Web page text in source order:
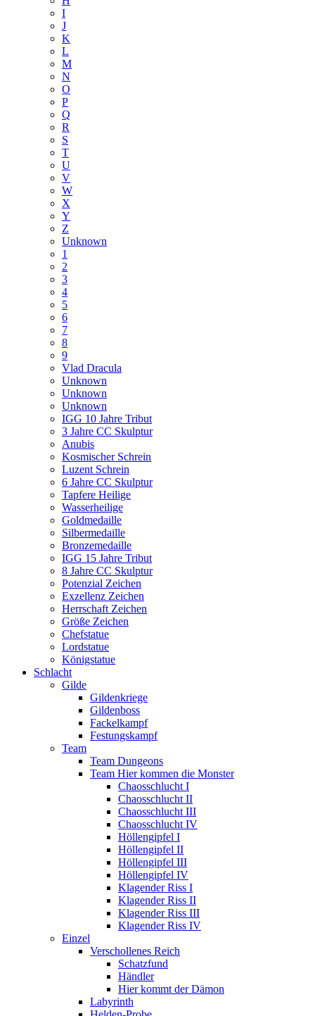
I
J
K
L
M
N
O
P
Q
R
S
T
U
V
W
X
Y
Z
Unknown
1
2
3
4
5
6
7
8
9
Vlad Dracula
Unknown
Unknown
Unknown
IGG 10 Jahre Tribut
3 Jahre CC Skulptur
Anubis
Kosmischer Schrein
Luzent Schrein
6 Jahre CC Skulptur
Tapfere Heilige
Wasserheilige
Goldmedaille
Silbermedaille
Bronzemedaille
IGG 15 Jahre Tribut
8 Jahre CC Skulptur
Potenzial Zeichen
Exzellenz Zeichen
Herrschaft Zeichen
Größe Zeichen
Chefstatue
Lordstatue
Königstatue
Schlacht
Gilde
Gildenkriege
Gildenboss
Fackelkampf
Festungskampf
Team
Team Dungeons
Team Hier kommen die Monster
Chaosschlucht I
Chaosschlucht II
Chaosschlucht III
Chaosschlucht IV
Höllengipfel I
Höllengipfel II
Höllengipfel III
Höllengipfel IV
Klagender Riss I
Klagender Riss II
Klagender Riss III
Klagender Riss IV
Einzel
Verschollenes Reich
Schatzfund
Händler
Hier kommt der Dämon
Labyrinth